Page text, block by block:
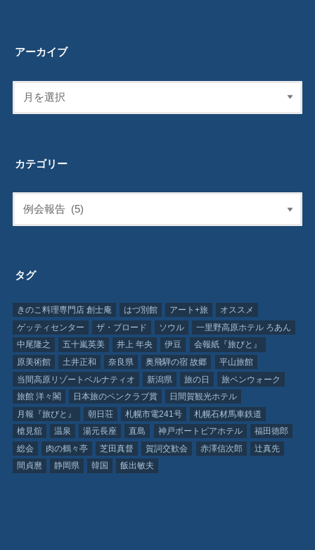
アーカイブ
カテゴリー
タグ
きのこ料理専門店 創士庵 はづ別館 アート+旅
オススメ
ゲッティセンター
ザ・ブロード ソウル
一里野高原ホテル ろあん
中尾隆之
五十嵐英美 井上 年央 伊豆
会報紙『旅びと』
原美術館
土井正和 奈良県 奥飛騨の宿 故郷
平山旅館
当間高原リゾートベルナティオ
新潟県 旅の日
旅ペンウォーク
旅館 洋々閣
日本旅のペンクラブ賞
日間賀観光ホテル
月報『旅びと』
朝日荘 札幌市電241号
札幌石材馬車鉄道
槍見舘
温泉 湯元長座 直島 神戸ポートピアホテル
福田徳郎
総会
肉の鶴々亭 芝田真督 賀詞交歓会 赤澤信次郎
辻真先
間貞麿
静岡県 韓国 飯出敏夫